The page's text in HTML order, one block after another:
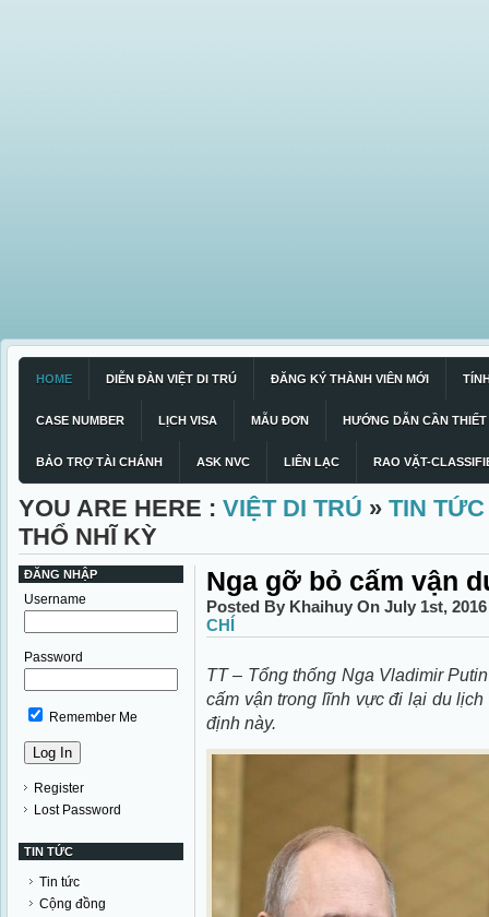
HOME DIỄN ĐÀN VIỆT DI TRÚ ĐĂNG KÝ THÀNH VIÊN MỚI
CASE NUMBER LỊCH VISA MẪU ĐƠN HƯỚNG DẪN CẦN THIẾT
BẢO TRỢ TÀI CHÁNH ASK NVC LIÊN LẠC RAO VẶT-
YOU ARE HERE : VIỆT DI TRÚ » TIN
THỔ NHĨ KỲ
ĐĂNG NHẬP
Username
Password
Remember Me
Register
Lost Password
TIN TỨC
Tin tức
Cộng đồng
​Nga gỡ bỏ cấm vận
Posted By Khaihuy On July 1st,
CHÍ
TT – Tổng thống Nga Vladimir
cấm vận trong lĩnh vực đi lại du
định này.